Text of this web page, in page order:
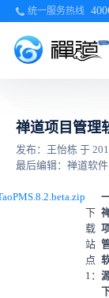
统一服务热线
禅道项目管理
发布：王怡栋 于
最后编辑：禅道软
下
载
站
点
1：